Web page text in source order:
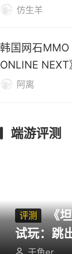
号》数据
仿生羊
韩国网石MMO
ONLINE NEXT
战区上线
阿离
端游评测
评测
《坦克世界：征程》CJ
试玩：跳
英雄射击